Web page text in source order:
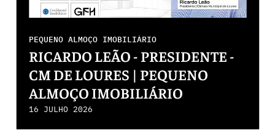
PEQUENO ALMOÇO IMOBILIÁRIO
RICARDO LEÃO - PRESIDENTE -
CM DE LOURES | PEQUENO
ALMOÇO IMOBILIÁRIO
16 JULHO 2026